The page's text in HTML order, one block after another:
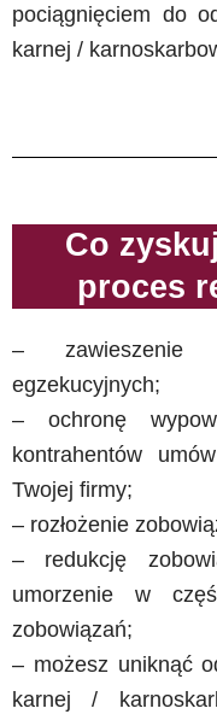
pociągnięciem do
karnej /
Co
proces
– zawieszenie
egzekucyjnych;
– ochronę
kontrahentów
Twojej firmy;
– rozłożenie
– redukcję
umorzenie w
zobowiązań;
– możesz uniknąć
karnej /